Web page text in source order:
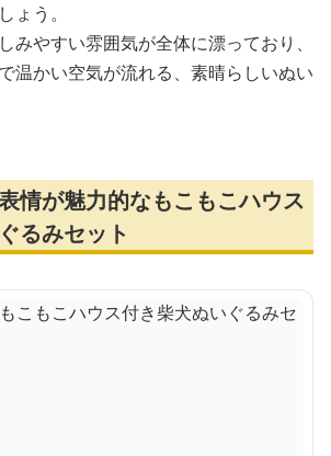
ょう。
みやすい雰囲気が全体に漂っており、
温かい空気が流れる、素晴らしいぬい
情が魅力的なもこもこハウス
るみセット